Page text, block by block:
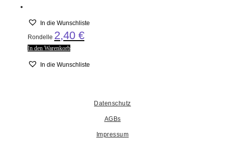
In die Wunschliste
Rondelle 2,40 €
In den Warenkorb
In die Wunschliste
Datenschutz
AGBs
Impressum